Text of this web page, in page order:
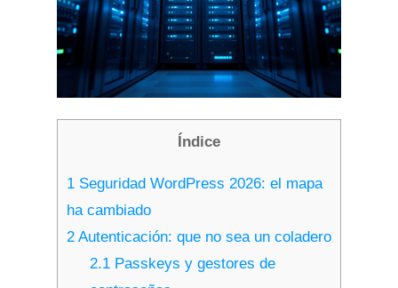
Índice
1 Seguridad WordPress 2026: el mapa
ha cambiado
2 Autenticación: que no sea un coladero
2.1Passkeys y gestores de